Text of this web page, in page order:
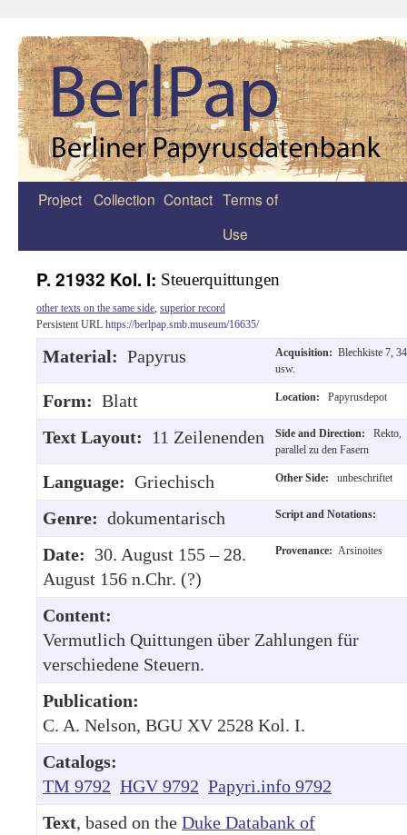
Zum
Project Collection Contact Terms of
Use
P. 21932 Kol. I: Steuerquittungen
other texts on the same side superior record
Persistent URL https://berlpap.smb.museum/16635/
Material: Papyrus Acquisition: Blechkiste 7, 34
usw.
Form: Blatt Location: Papyrusdepot
Text Layout: 11 Zeilenenden Side and Direction:
Rekto,
parallel zu den Fasern
Language: Griechisch Other Side: unbeschriftet
Genre: dokumentarisch Script and Notations:
Date: 30. August 155 – 28.
August 156 n.Chr. (?)
Provenance: Arsinoites
Content:
Vermutlich Quittungen über Zahlungen für
verschiedene Steuern.
Publication:
C. A. Nelson, BGU XV 2528 Kol. I.
Catalogs:
TM 9792 HGV 9792 Papyri.info 9792
Text, based on the Duke Databank of